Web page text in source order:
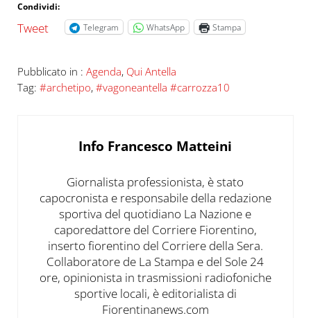
Condividi:
Tweet Telegram WhatsApp Stampa
Pubblicato in : Agenda, Qui Antella
Tag: #archetipo, #vagoneantella #carrozza10
Info Francesco Matteini
Giornalista professionista, è stato
capocronista e responsabile della redazione
sportiva del quotidiano La Nazione e
caporedattore del Corriere Fiorentino,
inserto fiorentino del Corriere della Sera.
Collaboratore de La Stampa e del Sole 24
ore, opinionista in trasmissioni radiofoniche
sportive locali, è editorialista di
Fiorentinanews.com